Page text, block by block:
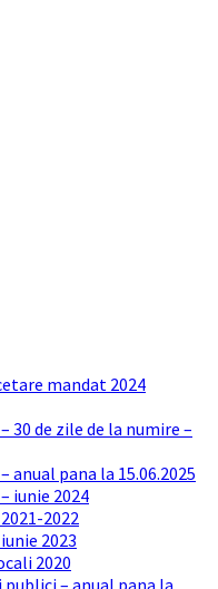
mandat 2024
30 de zile de la numire –
anual pana la 15.06.2025
iunie 2024
2022
2023
2020
– anual pana la